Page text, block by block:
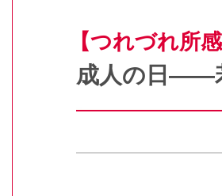
【つれづれ所感
成人の日――